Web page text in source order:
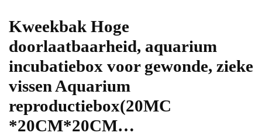
Kweekbak Hoge
doorlaatbaarheid, aquarium
incubatiebox voor gewonde, zieke
vissen Aquarium
reproductiebox(20MC
*20CM*20CM…